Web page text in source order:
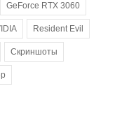
GeForce RTX 3060
Resident Evil
Скриншоты